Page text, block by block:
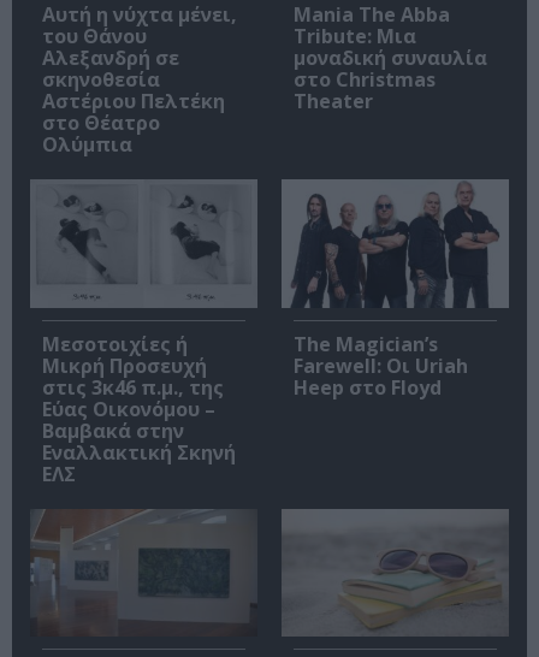
Αυτή η νύχτα μένει,
του Θάνου
Αλεξανδρή σε
σκηνοθεσία
Αστέριου Πελτέκη
στο Θέατρο
Ολύμπια
Mania The Abba
Tribute: Μια
μοναδική συναυλία
στο Christmas
Theater
Μεσοτοιχίες ή
Μικρή Προσευχή
στις 3κ46 π.μ., της
Εύας Οικονόμου –
Βαμβακά στην
Εναλλακτική Σκηνή
ΕΛΣ
The Magician’s
Farewell: Οι Uriah
Heep στο Floyd